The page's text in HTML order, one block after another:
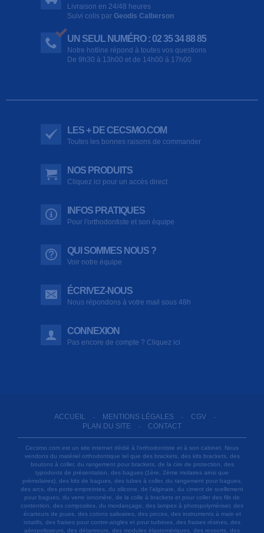
Livraison en 24/48 heures
Suivi colis par Geodis Calberson
UN SEUL NUMÉRO : 02 35 34 88 85
Notre hotline répond à toutes vos questions
De 9h30 à 13h00 et de 14h00 à 17h00
LES + DE CECSMO.COM
Toutes les bonnes raisons de commander
NOS PRODUITS
Cliquez ici pour un accès direct
INFOS PRATIQUES
Pour l'orthodontiste et son équipe
QUI SOMMES NOUS ?
Voir notre équipe
ÉCRIVEZ-NOUS
Nous répondons à votre mail sous 48h
CONNEXION
Pas encore de compte ? Cliquez ici
ACCUEIL - MENTIONS LÉGALES - CGV -
PLAN DU SITE - CONTACT
Cecsmo.com est un site internet dédié à l'orthodontiste et à son cabinet. Nous
vendons du matériel orthodontique tel que des brackets, des kits brackets, des
boutons à coller, du rangement pour brackets, de la cire de protection, des
typodonts de présentation, des bagues (1ère, 2ème molaires ainsi que
prémolaires), des kits de bagues, des tubes à coller, du rangement pour bagues,
des arcs, des porte-empreintes, du silicone, de l'alginate, du ciment de scellement
pour bagues, du verre ionomère, de la colle à brackets et pour coller des fils de
contention, des composites, du mordançage, des lampes à photopolymériser, des
écarteurs de joues, des cotons salivaires, des pinces, des instruments à main et
rotatifs, des fraises pour contre-angles et pour turbines, des fraises résines, des
aéropolisseurs, des détartreurs, des modules élastomériques, des ressorts, des